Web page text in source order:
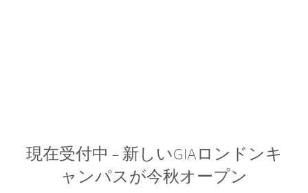
現在受付中 – 新しいGIAロンドンキ
ャンパスが今秋オープン